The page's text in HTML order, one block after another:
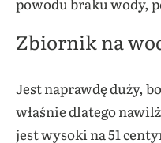
Zbiornik na
Jest naprawdę duży,
właśnie dlatego
jest wysoki na 51